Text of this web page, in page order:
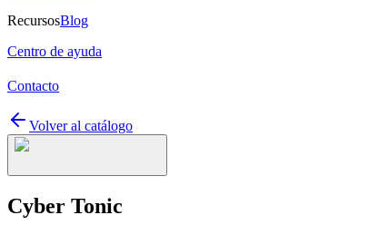
RecursosBlog
Centro de ayuda
Contacto
Volver al catálogo
Cyber Tonic